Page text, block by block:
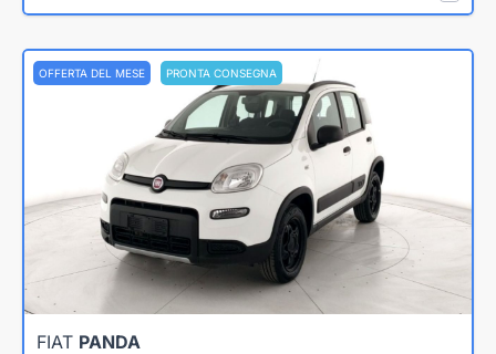
OFFERTA DEL MESE PRONTA CONSEGNA
FIAT PANDA